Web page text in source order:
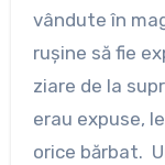
vândute în
ruşine să fie
ziare de la
erau expuse,
orice bărbat.